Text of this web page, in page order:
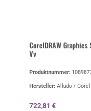
CorelDRAW
Vv
Produktnummer:
Hersteller: Alludo / Corel
Regulärer Preis:
722,81 €